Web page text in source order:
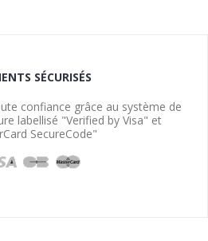
SÉCURISÉS
confiance grâce au système de
labellisé "Verified by Visa" et
SecureCode"